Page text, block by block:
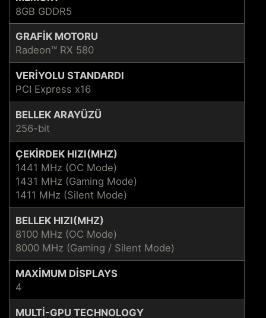
8GB GDDR5
GRAFIK MOTORU
Radeon™ RX 580
VERIYOLU STANDARDI
PCI Express x16
BELLEK ARAYÜZÜ
256-bit
ÇEKIRDEK HIZI(MHZ)
1441 MHz (OC Mode)
1431 MHz (Gaming Mode)
1411 MHz (Silent Mode)
BELLEK HIZI(MHZ)
8100 MHz (OC Mode)
8000 MHz (Gaming / Silent Mode)
MAXIMUM DISPLAYS
4
MULTI-GPU TECHNOLOGY